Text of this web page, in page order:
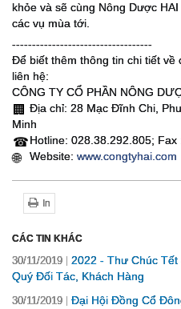
khỏe và sẽ cùng Nông Dược
các vụ mùa tới.
-----------------------------------
Để biết thêm thông tin chi tiết về
liên hệ:
CÔNG TY CỔ PHẦN NÔNG
🏢 Địa chỉ: 28 Mạc Đĩnh Chi,
Minh
☎Hotline: 028.38.292.805;
🌐 Website: www.congtyhai.com
In
CÁC TIN KHÁC
30/11/2019
2022 - Thư Chúc
Quý Đối Tác, Khách Hàng
30/11/2019
Đại Hội Đồng Cổ